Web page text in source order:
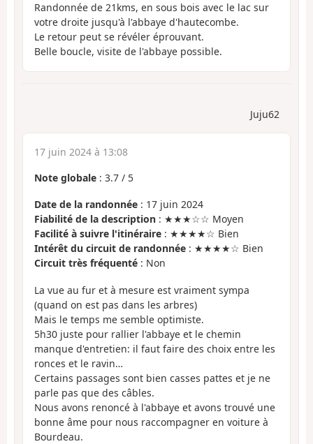
Randonnée de 21kms, en sous bois avec le lac sur
votre droite jusqu'à l'abbaye d'hautecombe.
Le retour peut se révéler éprouvant.
Belle boucle, visite de l'abbaye possible.
Juju62
17 juin 2024 à 13:08
Note globale : 3.7 / 5
Date de la randonnée : 17 juin 2024
Fiabilité de la description : ★★★☆☆ Moyen
Facilité à suivre l'itinéraire : ★★★★☆ Bien
Intérêt du circuit de randonnée : ★★★★☆ Bien
Circuit très fréquenté : Non
La vue au fur et à mesure est vraiment sympa
(quand on est pas dans les arbres)
Mais le temps me semble optimiste.
5h30 juste pour rallier l'abbaye et le chemin
manque d'entretien: il faut faire des choix entre les
ronces et le ravin…
Certains passages sont bien casses pattes et je ne
parle pas que des câbles.
Nous avons renoncé à l'abbaye et avons trouvé une
bonne âme pour nous raccompagner en voiture à
Bourdeau.